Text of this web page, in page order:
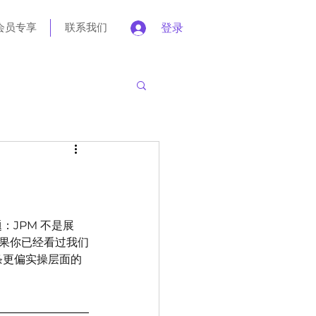
员专享 联系我们 登录
JPM 不是展
你已经看过我们
偏实操层面的